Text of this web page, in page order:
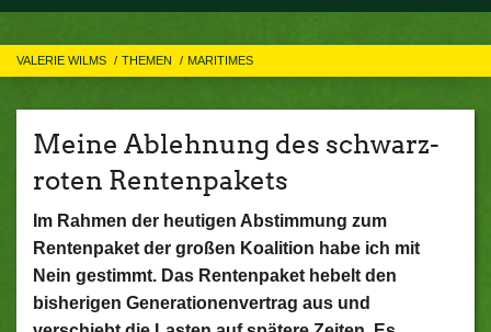
VALERIE WILMS THEMEN MARITIMES
Meine Ablehnung des schwarz-
roten Rentenpakets
Im Rahmen der heutigen Abstimmung zum
Rentenpaket der großen Koalition habe ich mit
Nein gestimmt. Das Rentenpaket hebelt den
bisherigen Generationenvertrag aus und